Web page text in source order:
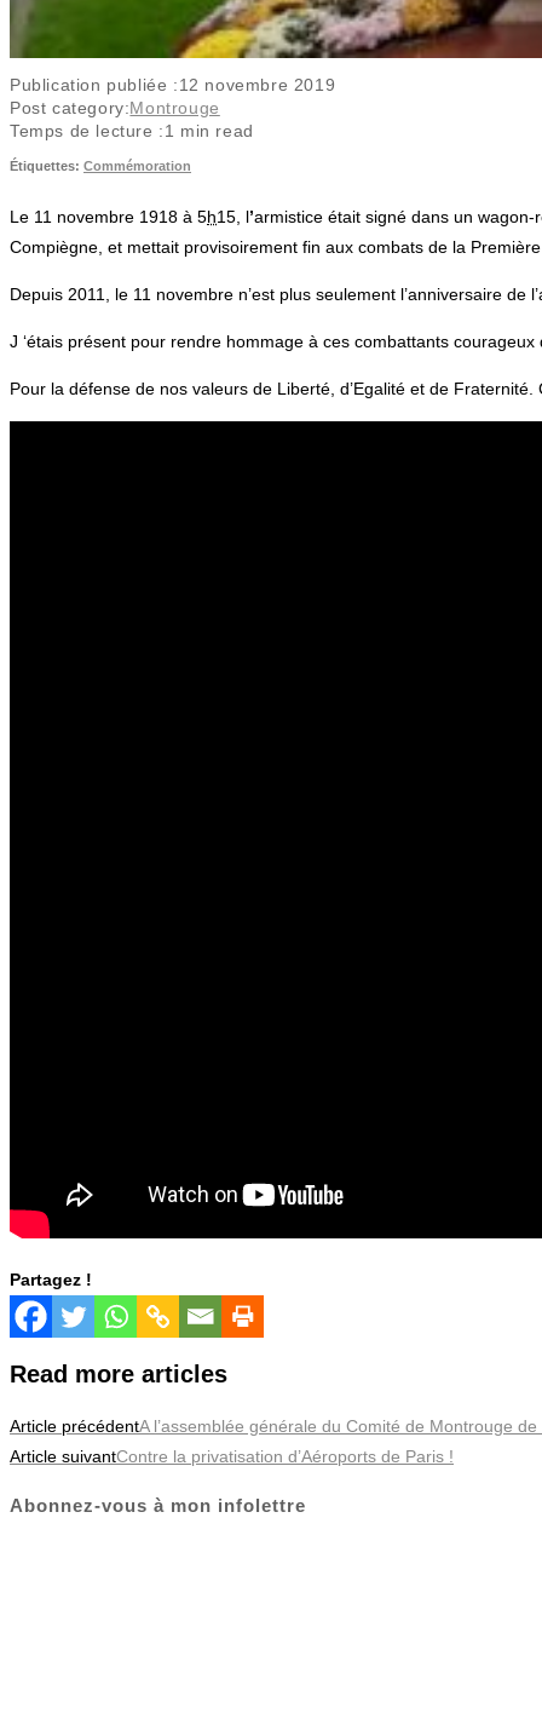
Publication publiée :12 novembre 2019
Post category:Montrouge
Temps de lecture :1 min read
Étiquettes: Commémoration
Le 11 novembre 1918 à 5h15, l’armistice était signé dans un
Compiègne, et mettait provisoirement fin aux combats de la
Depuis 2011, le 11 novembre n’est plus seulement l’anniversaire
J ‘étais présent pour rendre hommage à ces combattants
Pour la défense de nos valeurs de Liberté, d’Egalité et de
Partagez !
Read more articles
Article précédentA l’assemblée générale du Comité de Montrouge de
Article suivantContre la privatisation d’Aéroports de Paris !
Abonnez-vous à mon infolettre